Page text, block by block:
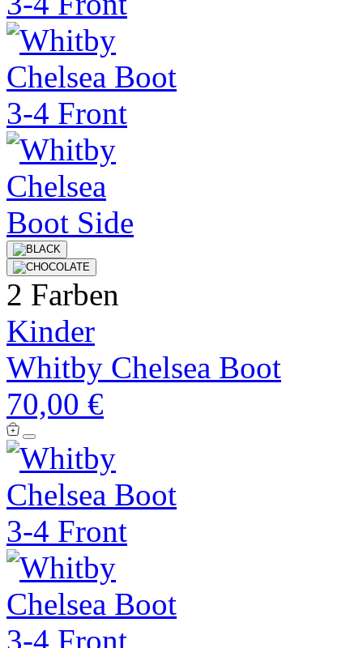
2 Farben
Kinder
Whitby Chelsea Boot
70,00 €